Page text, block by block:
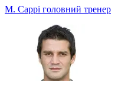
М. Саррі головний тренер